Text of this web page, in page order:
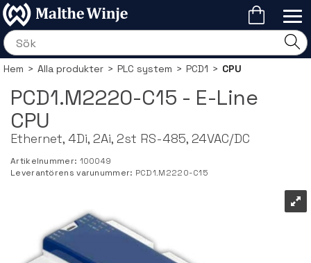
Hem>Alla produkter>PLC system>PCD1>CPU
PCD1.M2220-C15 - E-Line
CPU
Ethernet, 4Di, 2Ai, 2st RS-485, 24VAC/DC
Artikelnummer: 100049
Leverantörens varunummer: PCD1.M2220-C15